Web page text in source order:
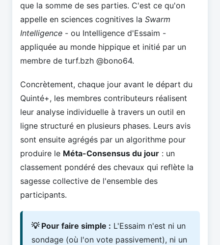
que la somme de ses parties. C'est ce qu'on
appelle en sciences cognitives laSwarm
Intelligence - ou Intelligence d'Essaim -
appliquée au monde hippique et initié par un
membre de turf.bzh @bono64.
Concrètement, chaque jour avant le départ du
Quinté+, les membres contributeurs réalisent
leur analyse individuelle à travers un outil en
ligne structuré en plusieurs phases. Leurs avis
sont ensuite agrégés par un algorithme pour
produire le Méta-Consensus du jour : un
classement pondéré des chevaux qui reflète la
sagesse collective de l'ensemble des
participants.
💡 Pour faire simple : L'Essaim n'est ni un
sondage (où l'on vote passivement), ni un